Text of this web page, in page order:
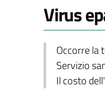
Virus
Occorre la
Servizio
Il costo